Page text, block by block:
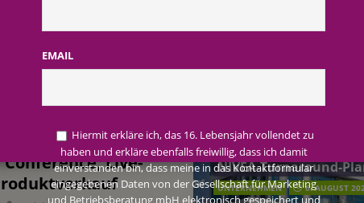
fördert ehrenamtliches Engagement der Mitarbeitenden in
Unternehmen gehört weltweit zu den Pionieren bei der
2026: Konzern passt Prognose an und beschließt NIVEA-Turnaround-Plan
2024: Das
Professionals
bunten Mix aus
Live-
2026: Konzern passt
Prognose an und
NIVEA-Turnaround-
UNTERNEHMEN 6. AUGUST
EMAIL
Hiermit erkläre ich, das 16. Lebensjahr vollendet zu
haben und erkläre ebenfalls freiwillig, dass ich damit
einverstanden bin, dass meine in das Kontaktformular
eingegebenen Daten von der Gesellschaft für Marketing
und Betriebsberatung mbH elektronisch gespeichert und